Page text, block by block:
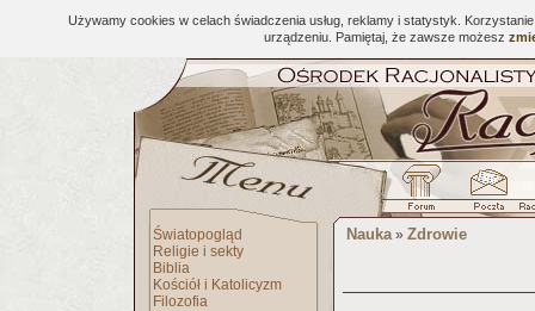
Używamy cookies w celach świadczenia usług, reklamy i statystyk.
urządzeniu. Pamiętaj, że zawsze możesz
Światopogląd
Religie i sekty
Biblia
Kościół i Katolicyzm
Filozofia
Nauka» Zdrowie